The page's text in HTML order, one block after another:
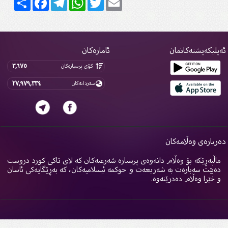
ئامارەکان
کۆی پرسیارەکان ٣,٦٧٥
سەردانەکان ٢٧,٩٧٩,٣٣٤
وەڵامەکان
ماڵپەڕێکە بۆ وەڵام دانەوەی پرسیارە شەرعیەکان کە لای تاکی کورد دروست
دەبێت سەبارەت بە شەریعەت و حوکمە ئیسلامیەکان، کە بەڕێگایەکی ئاسان
و خێرا وەڵام دەدرێنەوە.